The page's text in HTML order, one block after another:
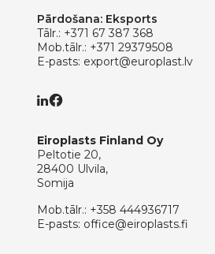
Pārdošana: Eksports
Tālr.: +371 67 387 368
Mob.tālr.: +371 29379508
E-pasts: export@europlast.lv
Eiroplasts Finland Oy
Peltotie 20,
28400 Ulvila,
Somija
Mob.tālr.: +358 444936717
E-pasts: office@eiroplasts.fi